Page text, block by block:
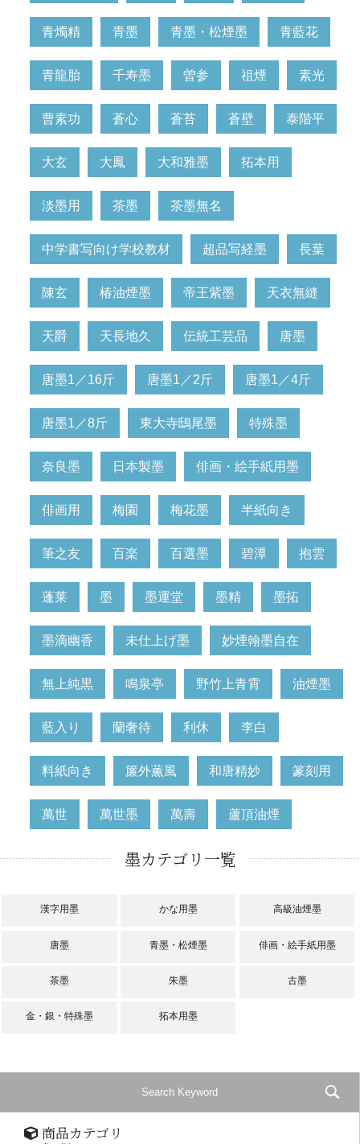
青燭精 青墨 青墨・松煙墨 青藍花
青龍胎 千寿墨 曽参 祖煙 素光
曹素功 蒼心 蒼苔 蒼壁 泰階平
大玄 大鳳 大和雅墨 拓本用
淡墨用 茶墨 茶墨無名
中学書写向け学校教材 超品写経墨 長葉
陳玄 椿油煙墨 帝王紫墨 天衣無縫
天爵 天長地久 伝統工芸品 唐墨
唐墨1／16斤 唐墨1／2斤 唐墨1／4斤
唐墨1／8斤 東大寺鴟尾墨 特殊墨
奈良墨 日本製墨 俳画・絵手紙用墨
俳画用 梅園 梅花墨 半紙向き
筆之友 百楽 百選墨 碧潭 抱雲
蓬莱 墨 墨運堂 墨精 墨拓
墨滴幽香 未仕上げ墨 妙煙翰墨自在
無上純黒 鳴泉亭 野竹上青霄 油煙墨
藍入り 蘭奢待 利休 李白
料紙向き 簾外薫風 和唐精妙 篆刻用
萬世 萬世墨 萬壽 蘆頂油煙
墨カテゴリ一覧
漢字用墨 かな用墨 高級油煙墨
唐墨 青墨・松煙墨 俳画・絵手紙用墨
茶墨 朱墨 古墨
金・銀・特殊墨 拓本用墨
商品カテゴリ